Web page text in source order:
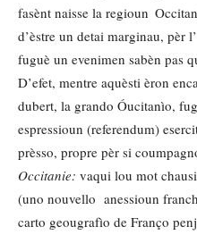
fasènt naisse la regioun
d’èstre un detai marginau, pèr
fuguè un evenimen sabèn pas
D’efet, mentre aquèsti èron
dubert, la grando Óucitanìo,
espressioun (referendum)
prèsso, propre pèr si
Occitanie: vaqui lou mot
(uno nouvello anessioun
carto geougrafìo de Franço